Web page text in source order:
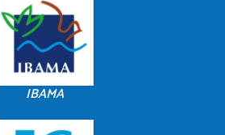
IBAMA